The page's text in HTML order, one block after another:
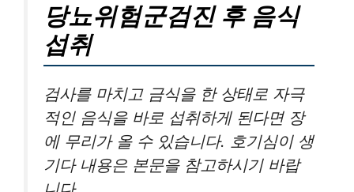
당뇨위험군검진 후 음식
섭취
검사를 마치고 금식을 한 상태로 자극
적인 음식을 바로 섭취하게 된다면 장
에 무리가 올 수 있습니다. 호기심이 생
기다 내용은 본문을 참고하시기 바랍